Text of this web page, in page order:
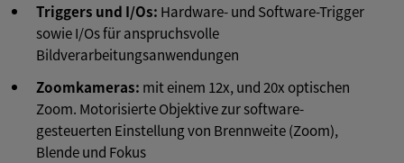
Triggers und I/Os: Hardware- und Software-Trigger
sowie I/Os für anspruchsvolle
Bildverarbeitungsanwendungen
Zoomkameras: mit einem 12x, und 20x optischen
Zoom. Motorisierte Objektive zur software-
gesteuerten Einstellung von Brennweite (Zoom),
Blende und Fokus